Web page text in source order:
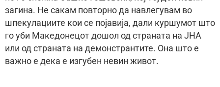
загина. Не сакам повторно да навлегувам во
шпекулациите кои се појавија, дали куршумот што
го уби Македонецот дошол од страната на ЈНА
или од страната на демонстрантите. Она што е
важно е дека е изгубен невин живот.